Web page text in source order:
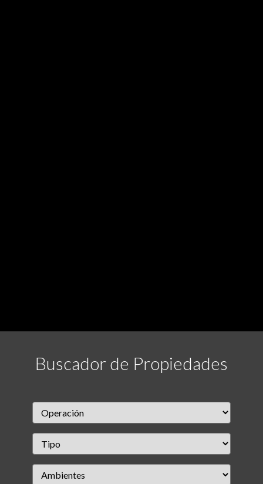
Buscador de Propiedades